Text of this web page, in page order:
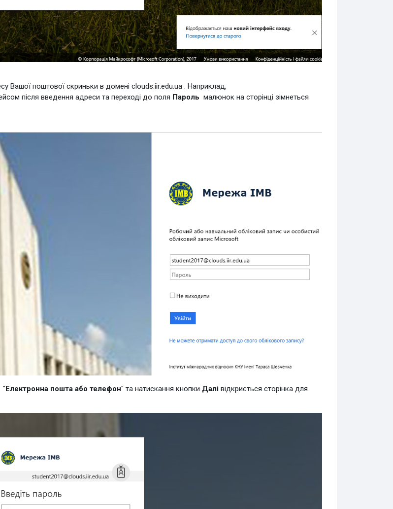
Вашої поштової скриньки в домені clouds.iir.edu.ua . Наприклад,
після введення адреси та переході до поля Пароль малюнок на сторінці зімнеться
"Електронна пошта або телефон" та натискання кнопки Далі відкриється сторінка для